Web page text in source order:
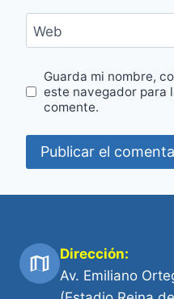
Web
Guarda mi nombre,
este navegador para
comente.
Dirección:
Av. Emiliano